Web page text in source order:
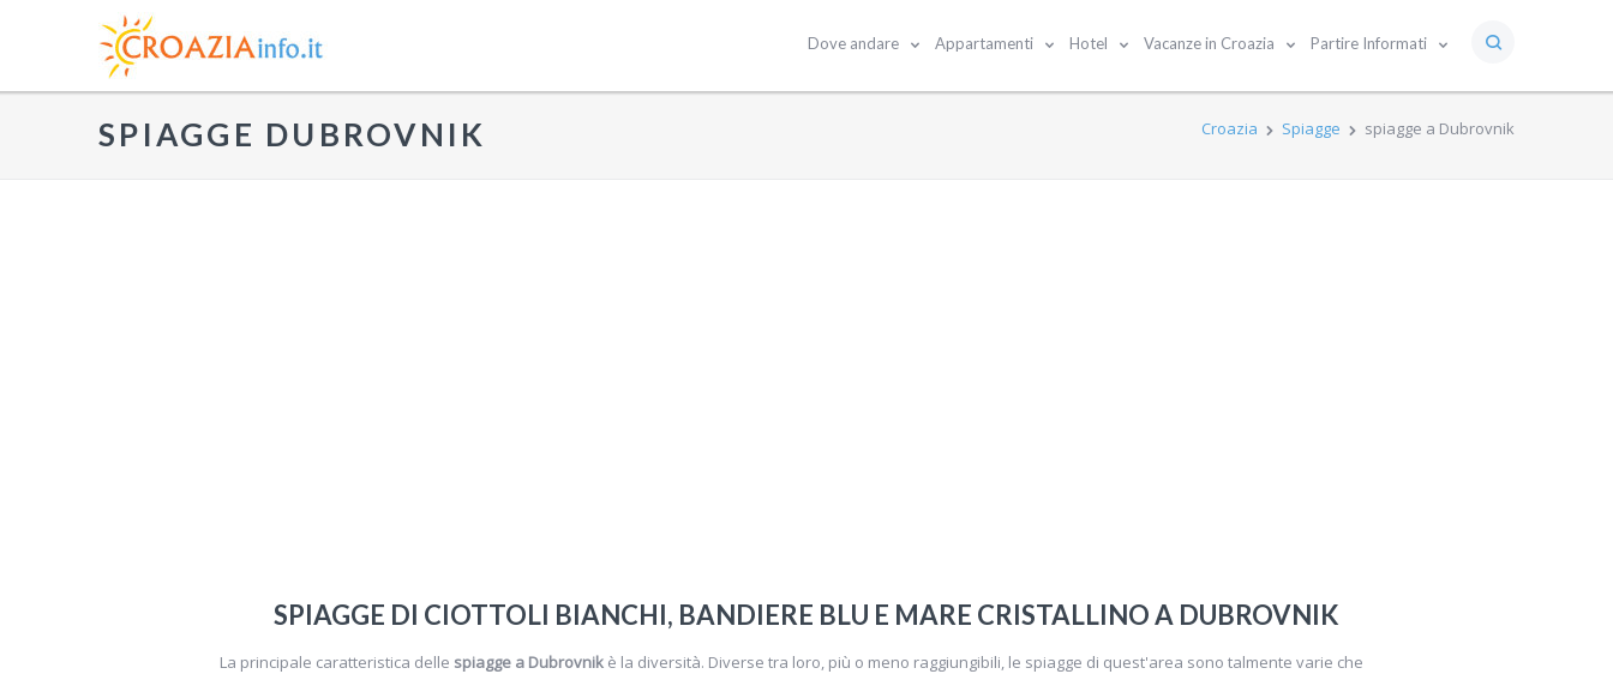
Dove andare Appartamenti Hotel Vacanze in Croazia Partire Informati
SPIAGGE DUBROVNIK Croazia Spiagge spiagge a Dubrovnik
SPIAGGE DI CIOTTOLI BIANCHI, BANDIERE BLU E MARE CRISTALLINO A DUBROVNIK
La principale caratteristica delle spiagge a Dubrovnikè la diversità. Diverse tra loro, più o meno raggiungibili, le spiagge di quest'area sono talmente varie che